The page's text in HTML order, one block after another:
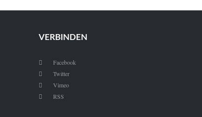
VERBINDEN
 Facebook
 Twitter
 Vimeo
 RSS